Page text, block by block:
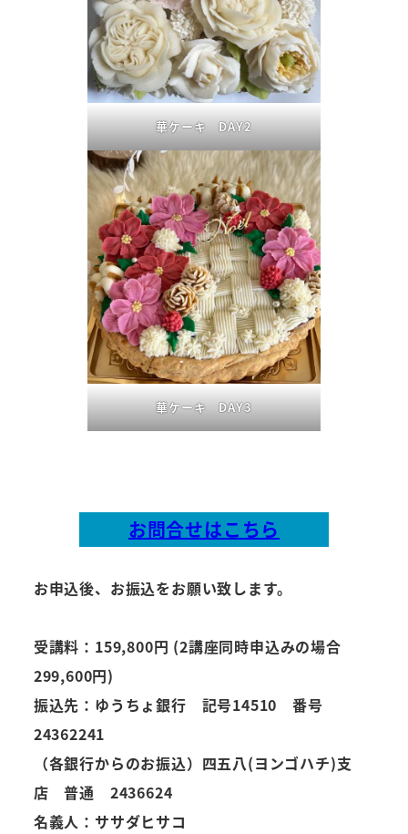
華ケーキ DAY2
華ケーキ DAY3
お問合せはこちら
お申込後、お振込をお願い致します。
受講料：159,800円 (2講座同時申込みの場合
299,600円)
振込先：ゆうちょ銀行 記号14510 番号
24362241
（各銀行からのお振込）四五八(ヨンゴハチ)支
店 普通 2436624
名義人：ササダヒサコ